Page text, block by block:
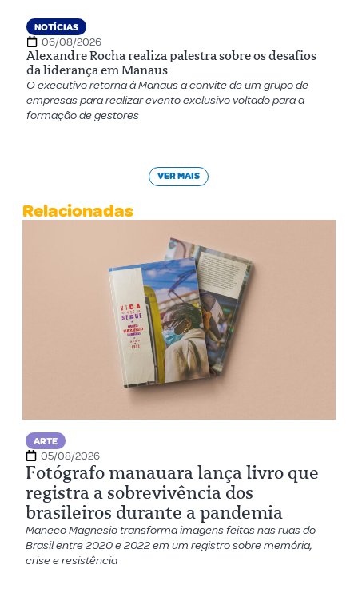
NOTÍCIAS
06/08/2026
Alexandre Rocha realiza palestra sobre os desafios
da liderança em Manaus
O executivo retorna à Manaus a convite de um grupo de
empresas para realizar evento exclusivo voltado para a
formação de gestores
VER MAIS
Relacionadas
ARTE
05/08/2026
Fotógrafo manauara lança livro que
registra a sobrevivência dos
brasileiros durante a pandemia
Maneco Magnesio transforma imagens feitas nas ruas do
Brasil entre 2020 e 2022 em um registro sobre memória,
crise e resistência